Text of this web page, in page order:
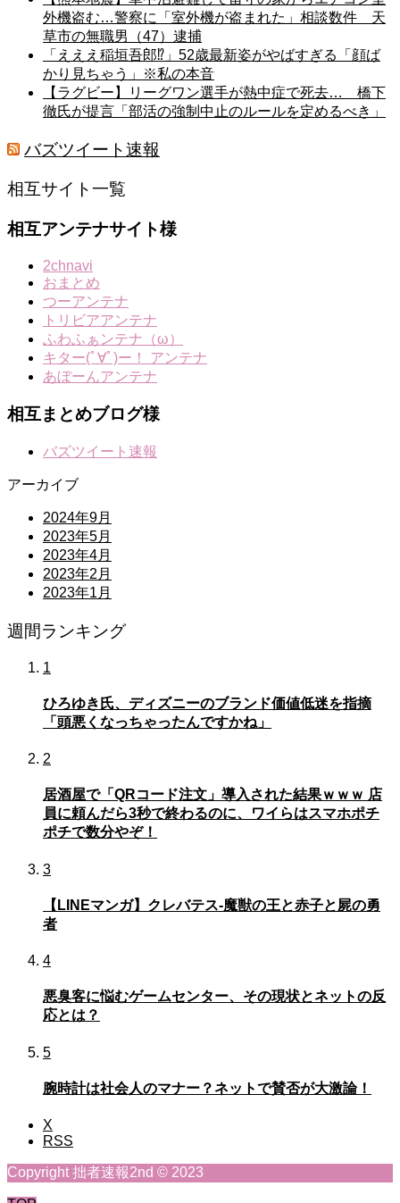
外機盗む…警察に「室外機が盗まれた」相談数件 天
草市の無職男（47）逮捕
「えええ稲垣吾郎⁉」52歳最新姿がやばすぎる「顔ば
かり見ちゃう」※私の本音
【ラグビー】リーグワン選手が熱中症で死去… 橋下
徹氏が提言「部活の強制中止のルールを定めるべき」
バズツイート速報
相互サイト一覧
相互アンテナサイト様
2chnavi
おまとめ
つーアンテナ
トリビアアンテナ
ふわふぁンテナ（ω）
キター(ﾟ∀ﾟ)ー！ アンテナ
あぼーんアンテナ
相互まとめブログ様
バズツイート速報
アーカイブ
2024年9月
2023年5月
2023年4月
2023年2月
2023年1月
週間ランキング
1
ひろゆき氏、ディズニーのブランド価値低迷を指摘
「頭悪くなっちゃったんですかね」
2
居酒屋で「QRコード注文」導入された結果ｗｗｗ 店
員に頼んだら3秒で終わるのに、ワイらはスマホポチ
ポチで数分やぞ！
3
【LINEマンガ】クレバテス-魔獣の王と赤子と屍の勇
者
4
悪臭客に悩むゲームセンター、その現状とネットの反
応とは？
5
腕時計は社会人のマナー？ネットで賛否が大激論！
X
RSS
Copyright 拙者速報2nd © 2023